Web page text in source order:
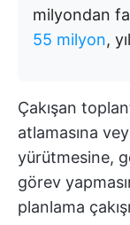
milyondan
55 milyon,
Çakışan
atlamasına
yürütmesine,
görev
planlama